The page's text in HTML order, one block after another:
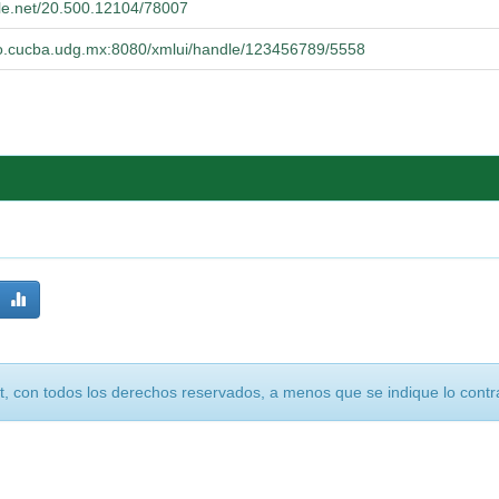
20.500.12104/78007
xmlui/handle/123456789/5558
con todos los derechos reservados, a menos que se indique lo